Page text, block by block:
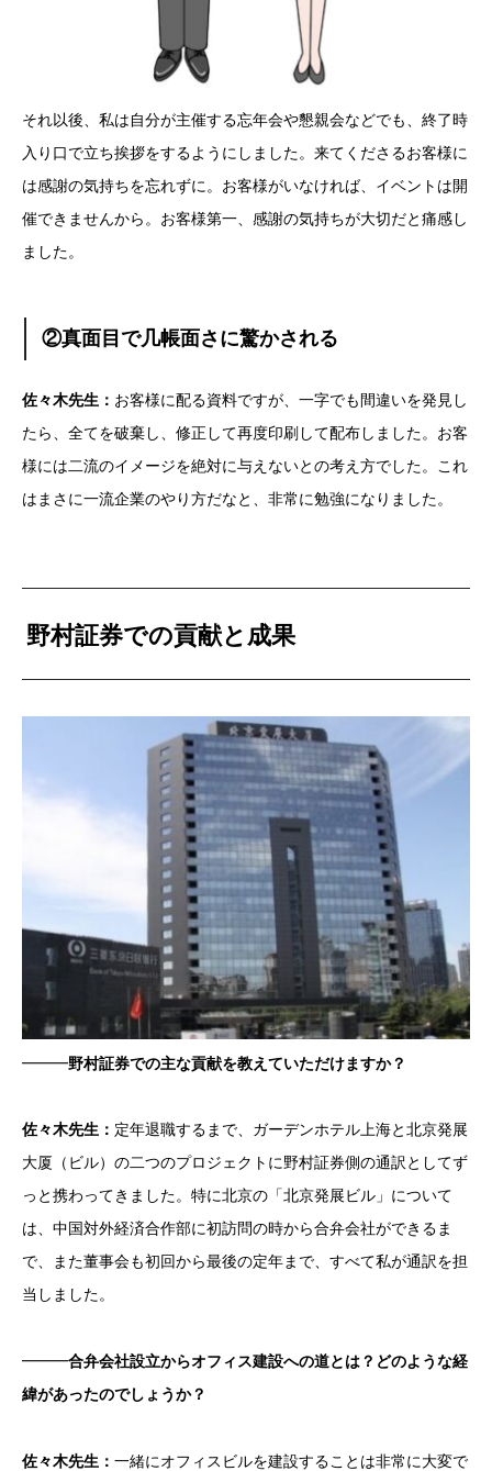
それ以後、私は自分が主催する忘年会や懇親会などでも、終了時
入り口で立ち挨拶をするようにしました。来てくださるお客様に
は感謝の気持ちを忘れずに。お客様がいなければ、イベントは開
催できませんから。お客様第一、感謝の気持ちが大切だと痛感し
ました。
②真面目で几帳面さに驚かされる
佐々木先生： お客様に配る資料ですが、一字でも間違いを発見し
たら、全てを破棄し、修正して再度印刷して配布しました。お客
様には二流のイメージを絶対に与えないとの考え方でした。これ
はまさに一流企業のやり方だなと、非常に勉強になりました。
野村証券での貢献と成果
━━━野村証券での主な貢献を教えていただけますか？
佐々木先生： 定年退職するまで、ガーデンホテル上海と北京発展
大厦（ビル）の二つのプロジェクトに野村証券側の通訳としてず
っと携わってきました。特に北京の「北京発展ビル」について
は、中国対外経済合作部に初訪問の時から合弁会社ができるま
で、また董事会も初回から最後の定年まで、すべて私が通訳を担
当しました。
━━━合弁会社設立からオフィス建設への道とは？どのような経
緯があったのでしょうか？
佐々木先生： 一緒にオフィスビルを建設することは非常に大変で